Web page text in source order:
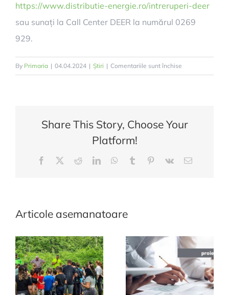
https://www.distributie-energie.ro/intreruperi-deer
sau sunați la Call Center DEER la numărul 0269
929.
By Primaria | 04.04.2024 | Știri | Comentariile sunt închise
Informare!
Share This Story, Choose Your
Platform!
Facebook RedditLinkedInWhatsApp
Tumblr Pinterest
Vk
E-
Articole asemanatoare